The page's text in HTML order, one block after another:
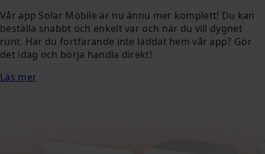
Vår app Solar Mobile är nu ännu mer komplett! Du kan
beställa snabbt och enkelt var och när du vill dygnet
runt. Har du fortfarande inte laddat hem vår app? Gör
det idag och börja handla direkt!
Läs mer